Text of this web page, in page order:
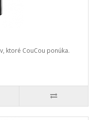
ktoré CouCou ponúka.